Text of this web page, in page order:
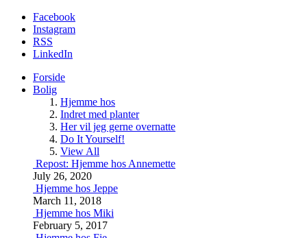
Facebook
Instagram
RSS
LinkedIn
Forside
Bolig
Hjemme hos
Indret med planter
Her vil jeg gerne overnatte
Do It Yourself!
View All
Repost: Hjemme hos Annemette
July 26, 2020
Hjemme hos Jeppe
March 11, 2018
Hjemme hos Miki
February 5, 2017